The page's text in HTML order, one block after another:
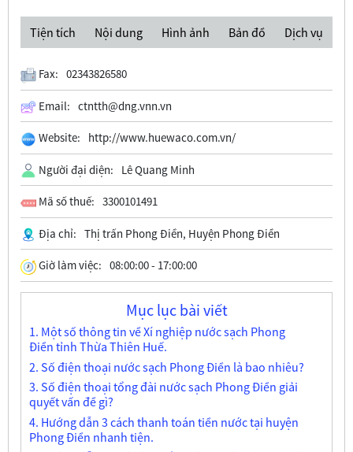
Tiện tích Nội dung Hình ảnh Bản đồ Dịch vụ
Fax: 02343826580
Email: ctntth@dng.vnn.vn
Website: http://www.huewaco.com.vn/
Người đại diện: Lê Quang Minh
Mã số thuế: 3300101491
Địa chỉ: Thị trấn Phong Điền, Huyện Phong Điền
Giờ làm việc: 08:00:00 - 17:00:00
Mục lục bài viết
1. Một số thông tin về Xí nghiệp nước sạch Phong
Điền tỉnh Thừa Thiên Huế.
2. Số điện thoại nước sạch Phong Điền là bao nhiêu?
3. Số điện thoại tổng đài nước sạch Phong Điền giải
quyết vấn đề gì?
4. Hướng dẫn 3 cách thanh toán tiền nước tại huyện
Phong Điền nhanh tiện.